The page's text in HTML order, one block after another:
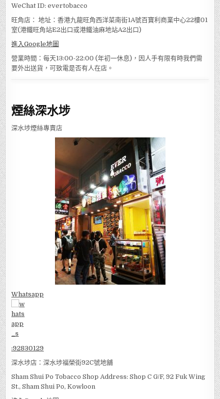
WeChat ID: evertobacco
旺角店： 地址：香港九龍旺角西洋菜南街1A號百寶利商業中心22樓01
室(港鐵旺角站E2出口或港鐵油麻地站A2出口)
進入Google地圖
營業時間：每天13:00-22:00 (年初一休息)，因人手有限有時我們需
要外出送貨，可致電是否有人在店。
煙絲深水埗
深水埗煙絲專賣店
Whatsapp
:92830129
深水埗店：深水埗福榮街92C號地舖
Sham Shui Po Tobacco Shop Address: Shop C G/F, 92 Fuk Wing
St., Sham Shui Po, Kowloon